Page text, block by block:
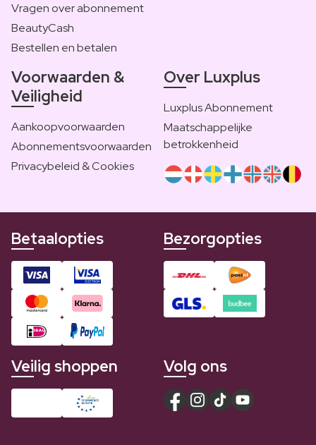
Vragen over abonnement
BeautyCash
Bestellen en betalen
Voorwaarden &
Veiligheid
Aankoopvoorwaarden
Abonnementsvoorwaarden
Privacybeleid & Cookies
Over Luxplus
Luxplus Abonnement
Maatschappelijke
betrokkenheid
Betaalopties Bezorgopties
Veilig shoppen Volg ons